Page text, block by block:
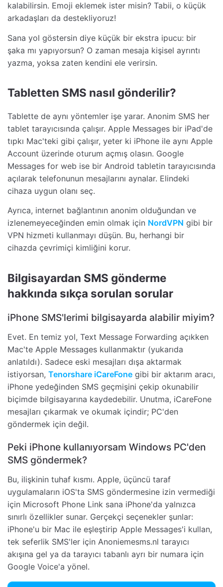
kalabilirsin. Emoji eklemek ister misin? Tabii, o küçük
arkadaşları da destekliyoruz!
Sana yol göstersin diye küçük bir ekstra ipucu: bir
şaka mı yapıyorsun? O zaman mesaja kişisel ayrıntı
yazma, yoksa zaten kendini ele verirsin.
Tabletten SMS nasıl gönderilir?
Tablette de aynı yöntemler işe yarar. Anonim SMS her
tablet tarayıcısında çalışır. Apple Messages bir iPad'de
tıpkı Mac'teki gibi çalışır, yeter ki iPhone ile aynı Apple
Account üzerinde oturum açmış olasın. Google
Messages for web ise bir Android tabletin tarayıcısında
açılarak telefonunun mesajlarını aynalar. Elindeki
cihaza uygun olanı seç.
Ayrıca, internet bağlantının anonim olduğundan ve
izlenemeyeceğinden emin olmak için NordVPN gibi bir
VPN hizmeti kullanmayı düşün. Bu, herhangi bir
cihazda çevrimiçi kimliğini korur.
Bilgisayardan SMS gönderme
hakkında sıkça sorulan sorular
iPhone SMS'lerimi bilgisayarda alabilir miyim?
Evet. En temiz yol, Text Message Forwarding açıkken
Mac'te Apple Messages kullanmaktır (yukarıda
anlatıldı). Sadece eski mesajları dışa aktarmak
istiyorsan, Tenorshare iCareFone gibi bir aktarım aracı,
iPhone yedeğinden SMS geçmişini çekip okunabilir
biçimde bilgisayarına kaydedebilir. Unutma, iCareFone
mesajları çıkarmak ve okumak içindir; PC'den
göndermek için değil.
Peki iPhone kullanıyorsam Windows PC'den
SMS göndermek?
Bu, ilişkinin tuhaf kısmı. Apple, üçüncü taraf
uygulamaların iOS'ta SMS göndermesine izin vermediği
için Microsoft Phone Link sana iPhone'da yalnızca
sınırlı özellikler sunar. Gerçekçi seçenekler şunlar:
iPhone'u bir Mac ile eşleştirip Apple Messages'i kullan,
tek seferlik SMS'ler için Anoniemesms.nl tarayıcı
akışına gel ya da tarayıcı tabanlı ayrı bir numara için
Google Voice'a yönel.